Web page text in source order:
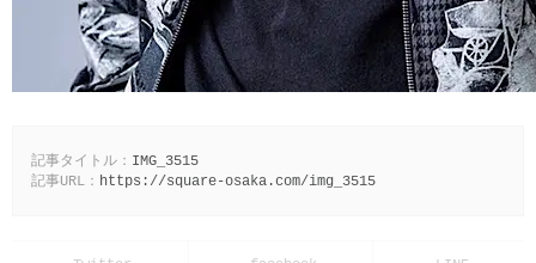
記事タイトル： IMG_3515
記事URL： https://square-osaka.com/img_3515